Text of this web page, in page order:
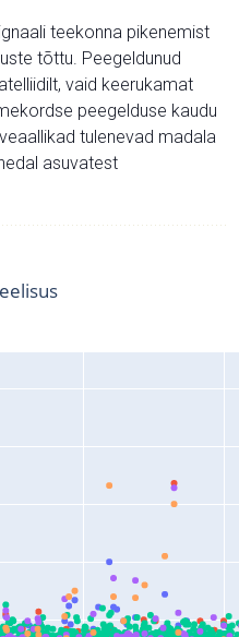
teekonna pikenemist
tõttu. Peegeldunud
vaid keerukamat
peegelduse kaudu
tulenevad madala
asuvatest